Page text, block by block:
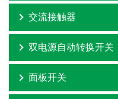
交流接触器
双电源自动转换开关
面板开关